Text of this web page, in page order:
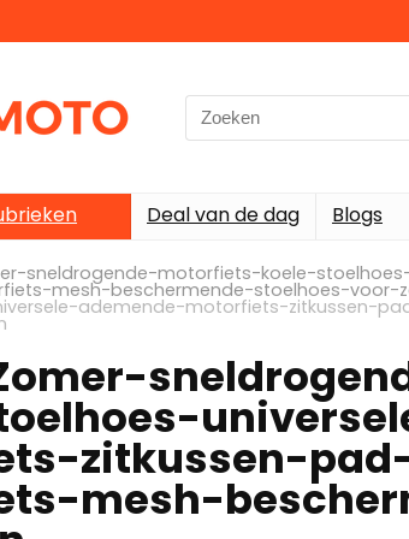
Search
for:
Deal van de dag Blogs
sneldrogende-motorfiets-koele-
mesh-beschermende-stoelhoes-voor-
ademende-motorfiets-zitkussen-
zitkussen-
mesh-